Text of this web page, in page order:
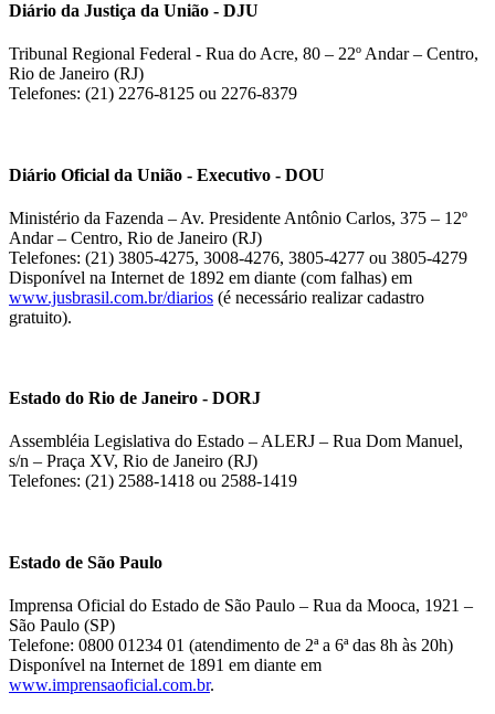
Diário da Justiça da União - DJU
Tribunal Regional Federal - Rua do Acre, 80 – 22º Andar – Centro,
Rio de Janeiro (RJ)
Telefones: (21) 2276-8125 ou 2276-8379
Diário Oficial da União - Executivo - DOU
Ministério da Fazenda – Av. Presidente Antônio Carlos, 375 – 12º
Andar – Centro, Rio de Janeiro (RJ)
Telefones: (21) 3805-4275, 3008-4276, 3805-4277 ou 3805-4279
Disponível na Internet de 1892 em diante (com falhas) em
www.jusbrasil.com.br/diarios (é necessário realizar cadastro
gratuito).
Estado do Rio de Janeiro - DORJ
Assembléia Legislativa do Estado – ALERJ – Rua Dom Manuel,
s/n – Praça XV, Rio de Janeiro (RJ)
Telefones: (21) 2588-1418 ou 2588-1419
Estado de São Paulo
Imprensa Oficial do Estado de São Paulo – Rua da Mooca, 1921 –
São Paulo (SP)
Telefone: 0800 01234 01 (atendimento de 2ª a 6ª das 8h às 20h)
Disponível na Internet de 1891 em diante em
www.imprensaoficial.com.br.